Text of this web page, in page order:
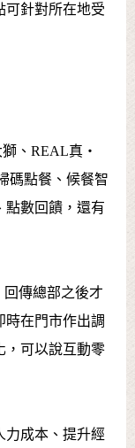
可針對所在地受
獅、REAL真‧
碼點餐、候餐智
點數回饋，還有
回傳總部之後才
時在門市作出調
，可以說互動零
力成本、提升經